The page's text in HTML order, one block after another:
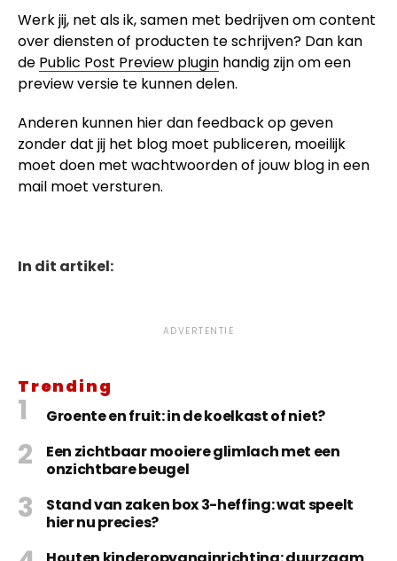
Werk jij, net als ik, samen met bedrijven om content
over diensten of producten te schrijven? Dan kan
de Public Post Preview plugin handig zijn om een
preview versie te kunnen delen.
Anderen kunnen hier dan feedback op geven
zonder dat jij het blog moet publiceren, moeilijk
moet doen met wachtwoorden of jouw blog in een
mail moet versturen.
In dit artikel:
ADVERTENTIE
Trending
Groente en fruit: in de koelkast of niet?
Een zichtbaar mooiere glimlach met een
onzichtbare beugel
Stand van zaken box 3-heffing: wat speelt
hier nu precies?